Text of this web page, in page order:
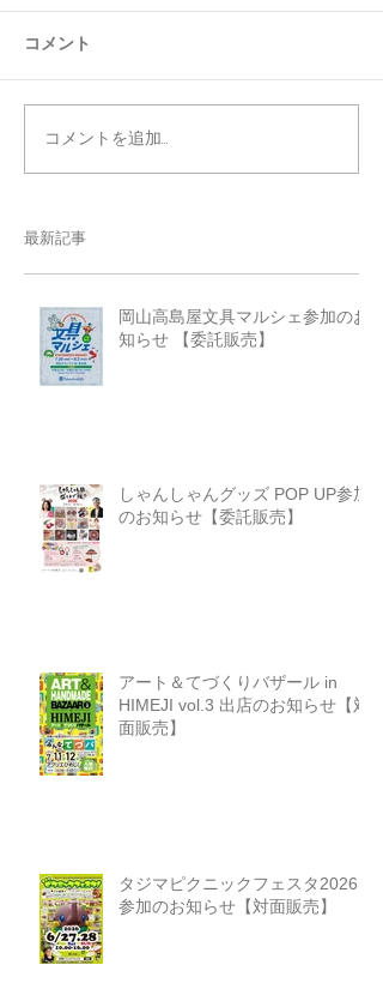
コメント
コメントを追加…
最新記事
岡山高島屋文具マルシェ参加のお
知らせ 【委託販売】
しゃんしゃんグッズ POP UP参加
のお知らせ【委託販売】
アート＆てづくりバザール in
HIMEJI vol.3 出店のお知らせ【対
面販売】
タジマピクニックフェスタ2026
参加のお知らせ【対面販売】